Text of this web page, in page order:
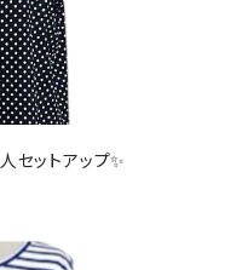
セットアップ✨